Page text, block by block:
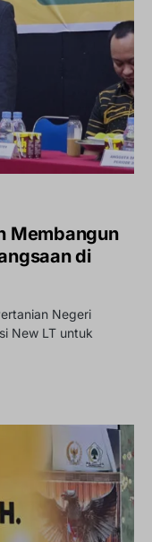
Membangun
di
Negeri
New LT untuk